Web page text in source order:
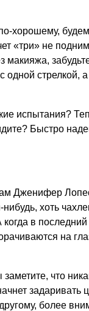
хорошему,
«три» не
макияжа,
одной стрелкой,
испытания?
Быстро
Дженифер
хоть
в последний
на
что
задаривать
более